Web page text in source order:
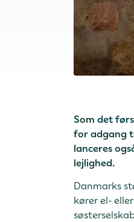
Som det
for adgang
lanceres
lejlighed.
Danmarks
kører el-